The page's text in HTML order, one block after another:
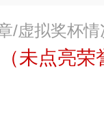
/虚拟奖杯情
（未点亮